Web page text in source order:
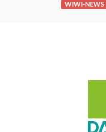
WIWI-NEWS